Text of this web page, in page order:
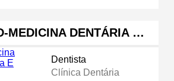
MEDICINA DENTÁRIA …
Dentista
Clínica Dentária